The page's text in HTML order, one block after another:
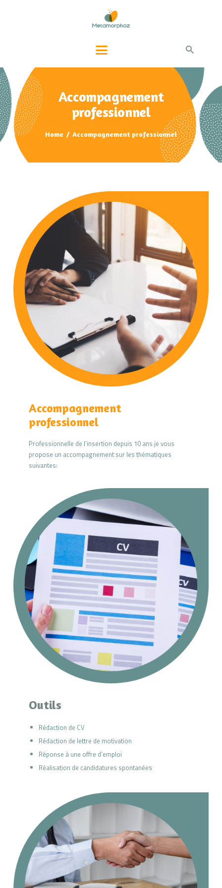
Accompagnement
professionnel
Home Accompagnement professionnel
QUI-SUIS-JE ?
Accompagnement
professionnel
Professionnelle de l’insertion depuis 10 ans je vous
propose un accompagnement sur les thématiques
suivantes:
Outils
Rédaction de CV
Rédaction de lettre de motivation
Réponse à une offre d’emploi
Réalisation de candidatures spontanées